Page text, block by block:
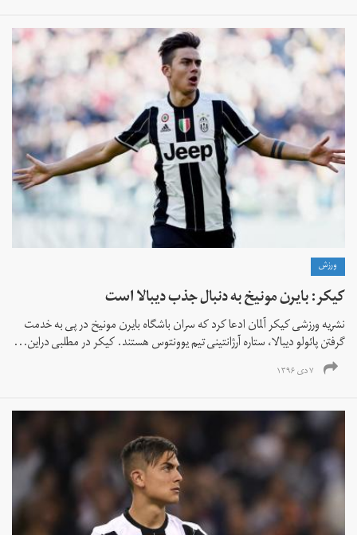
ورزش
کیکر: بایرن مونیخ به دنبال جذب دیبالا است
نشریه ورزشی کیکر آلمان ادعا کرد که سران باشگاه بایرن مونیخ در پی به خدمت
گرفتن پائولو دیبالا، ستاره آرژانتینی تیم یوونتوس هستند. کیکر در مطلبی دراین...
۷ دی ۱۳۹۶